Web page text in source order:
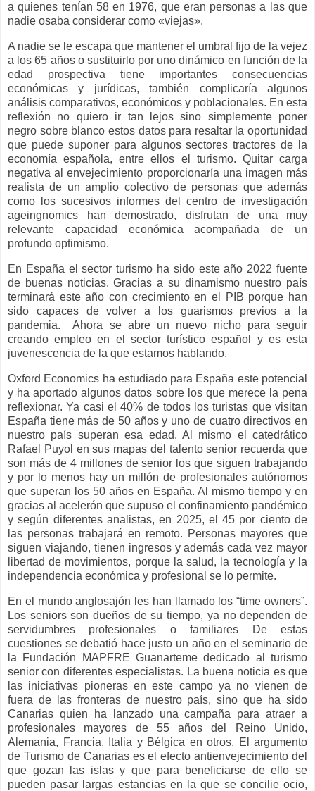
a quienes tenían 58 en 1976, que eran personas a las que
nadie osaba considerar como «viejas».
A nadie se le escapa que mantener el umbral fijo de la vejez
a los 65 años o sustituirlo por uno dinámico en función de la
edad prospectiva tiene importantes consecuencias
económicas y jurídicas, también complicaría algunos
análisis comparativos, económicos y poblacionales. En esta
reflexión no quiero ir tan lejos sino simplemente poner
negro sobre blanco estos datos para resaltar la oportunidad
que puede suponer para algunos sectores tractores de la
economía española, entre ellos el turismo. Quitar carga
negativa al envejecimiento proporcionaría una imagen más
realista de un amplio colectivo de personas que además
como los sucesivos informes del centro de investigación
ageingnomics han demostrado, disfrutan de una muy
relevante capacidad económica acompañada de un
profundo optimismo.
En España el sector turismo ha sido este año 2022 fuente
de buenas noticias. Gracias a su dinamismo nuestro país
terminará este año con crecimiento en el PIB porque han
sido capaces de volver a los guarismos previos a la
pandemia. Ahora se abre un nuevo nicho para seguir
creando empleo en el sector turístico español y es esta
juvenescencia de la que estamos hablando.
Oxford Economics ha estudiado para España este potencial
y ha aportado algunos datos sobre los que merece la pena
reflexionar. Ya casi el 40% de todos los turistas que visitan
España tiene más de 50 años y uno de cuatro directivos en
nuestro país superan esa edad. Al mismo el catedrático
Rafael Puyol en sus mapas del talento senior recuerda que
son más de 4 millones de senior los que siguen trabajando
y por lo menos hay un millón de profesionales autónomos
que superan los 50 años en España. Al mismo tiempo y en
gracias al acelerón que supuso el confinamiento pandémico
y según diferentes analistas, en 2025, el 45 por ciento de
las personas trabajará en remoto. Personas mayores que
siguen viajando, tienen ingresos y además cada vez mayor
libertad de movimientos, porque la salud, la tecnología y la
independencia económica y profesional se lo permite.
En el mundo anglosajón les han llamado los “time owners”.
Los seniors son dueños de su tiempo, ya no dependen de
servidumbres profesionales o familiares De estas
cuestiones se debatió hace justo un año en el seminario de
la Fundación MAPFRE Guanarteme dedicado al turismo
senior con diferentes especialistas. La buena noticia es que
las iniciativas pioneras en este campo ya no vienen de
fuera de las fronteras de nuestro país, sino que ha sido
Canarias quien ha lanzado una campaña para atraer a
profesionales mayores de 55 años del Reino Unido,
Alemania, Francia, Italia y Bélgica en otros. El argumento
de Turismo de Canarias es el efecto antienvejecimiento del
que gozan las islas y que para beneficiarse de ello se
pueden pasar largas estancias en la que se concilie ocio,